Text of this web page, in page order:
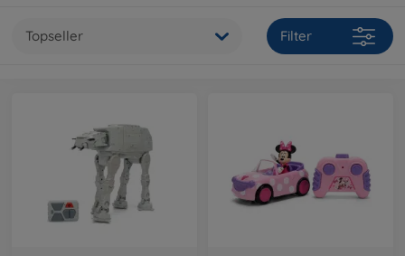
Topseller Filter